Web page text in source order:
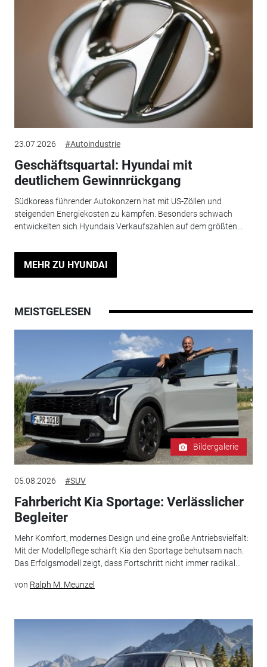
23.07.2026 #Autoindustrie
Geschäftsquartal: Hyundai mit
deutlichem Gewinnrückgang
Südkoreas führender Autokonzern hat mit US-Zöllen und
steigenden Energiekosten zu kämpfen. Besonders schwach
entwickelten sich Hyundais Verkaufszahlen auf dem größten...
MEHR ZU HYUNDAI
MEISTGELESEN
Bildergalerie
05.08.2026 #SUV
Fahrbericht Kia Sportage: Verlässlicher
Begleiter
Mehr Komfort, modernes Design und eine große Antriebsvielfalt:
Mit der Modellpflege schärft Kia den Sportage behutsam nach.
Das Erfolgsmodell zeigt, dass Fortschritt nicht immer radikal...
von Ralph M. Meunzel